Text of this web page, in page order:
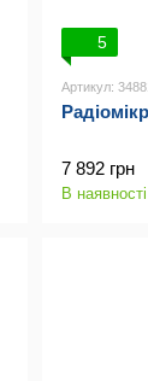
5
Артикул:
7 892 грн
В наявності